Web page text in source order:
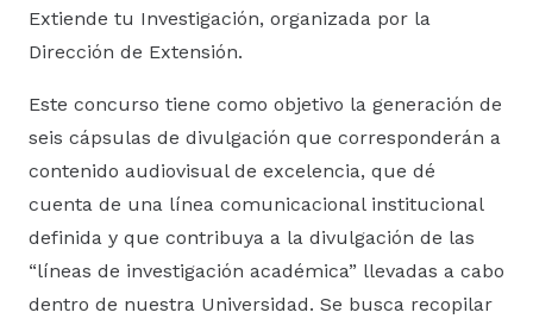
Extiende tu Investigación, organizada por la
Dirección de Extensión.
Este concurso tiene como objetivo la generación de
seis cápsulas de divulgación que corresponderán a
contenido audiovisual de excelencia, que dé
cuenta de una línea comunicacional institucional
definida y que contribuya a la divulgación de las
“líneas de investigación académica” llevadas a cabo
dentro de nuestra Universidad. Se busca recopilar